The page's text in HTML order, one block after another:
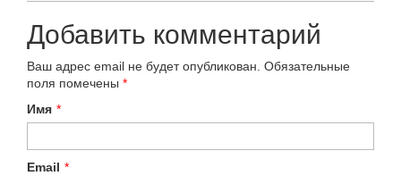
Добавить комментарий
Ваш адрес email не будет опубликован. Обязательные
поля помечены *
Имя *
Email *